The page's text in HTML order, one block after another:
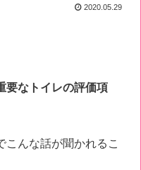
2020.05.29
要なトイレの評価項
こんな話が聞かれるこ